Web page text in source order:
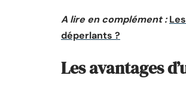
A lire en complément :
déperlants ?
Les avantages